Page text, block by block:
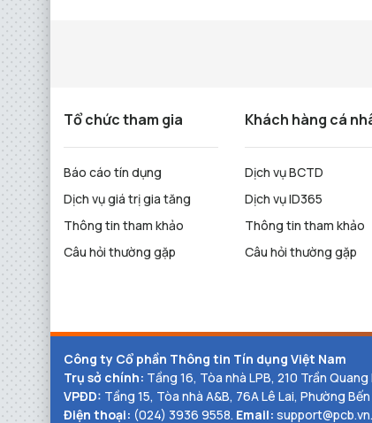
Tổ chức tham gia
Báo cáo tín dụng
Dịch vụ giá trị gia tăng
Thông tin tham khảo
Câu hỏi thường gặp
Khách hàng cá
Dịch vụ BCTD
Dịch vụ ID365
Thông tin tham khảo
Câu hỏi thường gặp
Công ty Cổ phần Thông tin Tín dụng Việt Nam
Trụ sở chính: Tầng 16, Tòa nhà LPB, 210 Trần
VPĐD: Tầng 15, Tòa nhà A&B, 76A Lê Lai, Phường
Điện thoại: (024) 3936 9558. Email: support@pcb.vn.